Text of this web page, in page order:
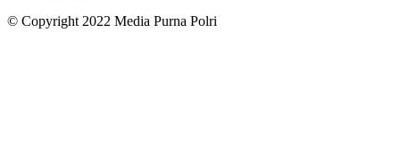
© Copyright 2022 Media Purna Polri